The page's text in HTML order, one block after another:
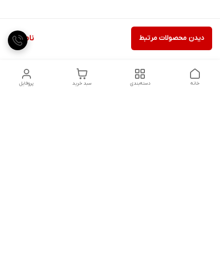
ناموجود دیدن محصولات مرتبط
پروفایل سبد خرید دسته‌بندی خانه